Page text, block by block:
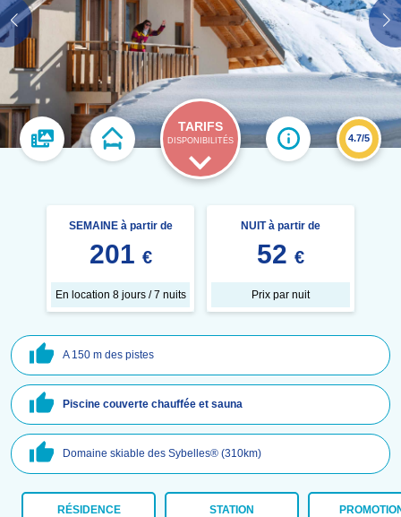
TARIFS
DISPONIBILITÉS 4.7/5
SEMAINE à partir de
201 €
En location 8 jours / 7 nuits
NUIT à partir de
52 €
Prix par nuit
A 150 m des pistes
Piscine couverte chauffée et sauna
Domaine skiable des Sybelles® (310km)
RÉSIDENCE STATION